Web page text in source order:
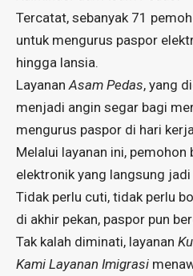
Tercatat, sebanyak 71
untuk mengurus paspor
hingga lansia.
LayananAsam Pedas, yang
menjadi angin segar bagi
mengurus paspor di hari
Melalui layanan ini,
elektronik yang langsung
Tidak perlu cuti, tidak perlu
di akhir pekan, paspor pun
Tak kalah diminati, layanan
Kami Layanan Imigrasi